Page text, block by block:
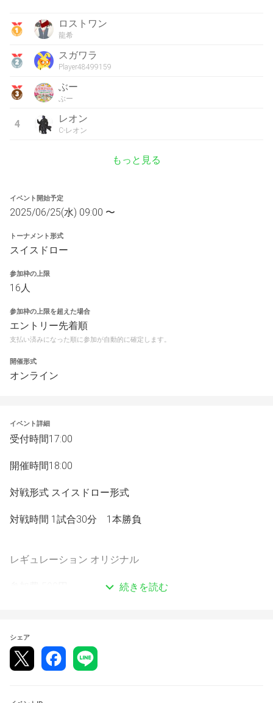
ロストワン
龍希
スガワラ
Player48499159
ぶー
ぶー
4 レオン
C-レオン
もっと見る
イベント開始予定
2025/06/25(水) 09:00 〜
トーナメント形式
スイスドロー
参加枠の上限
16人
参加枠の上限を超えた場合
エントリー先着順
支払い済みになった順に参加が自動的に確定します。
開催形式
オンライン
イベント詳細
受付時間17:00
開催時間18:00
対戦形式 スイスドロー形式
対戦時間 1試合30分　1本勝負
レギュレーション オリジナル
優勝景品 異次元の超獣使　1BOX
参加賞　大会PRパック　1パック
続きを読む
シェア